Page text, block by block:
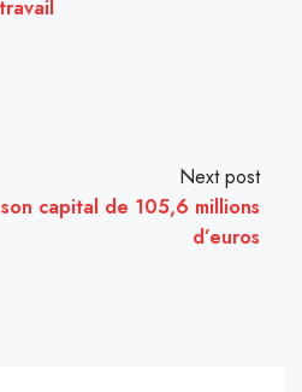
Next post
capital de 105,6 millions
d’euros